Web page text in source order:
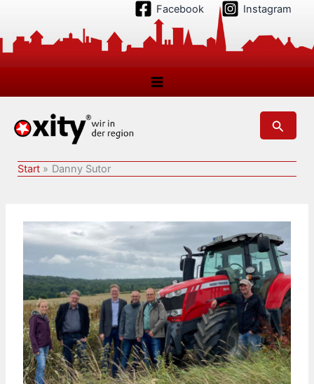
springen
Facebook Instagram
Suchen
Start Danny Sutor